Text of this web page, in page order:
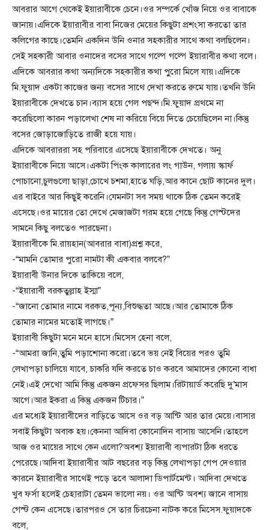
আবরার আগে থেকেই ইয়ারাবীকে চেনে।ওর সম্পর্কে খোঁজ নিয়ে ওর বাবাকে
জানায়।এদিকে ইয়ারাবীর বাবা নিজের মেয়ের কিছুটা প্রশংসা করতো তার
কলিগের কাছে।তেমনি একদিন উনি ওনার সহকারীর সাথে কথা বলছিলেন।
সেই সহকারী আবার ওনাদের বসের সাথে গল্পে গল্পে ইয়ারাবীর কথা বলে।
এদিকে আবরার কথা অন্যদিকে সহকারীর কথা পুুরো মিলে যায়।এদিকে
মি.ফুয়াদ একটা কাজের জন্য বসের সাথে দেখা করতে রুমে যায়।তখনি উনি
ইয়ারাবীকে দেখতে চান।ব্যাস হয়ে গেল পছন্দ।মি.ফুয়াদ প্রথমে না
করেছিলো কারন পড়ালেখা শেষ না করিয়ে বিয়ে দিতে চেয়েছিলেন না।কিন্তু
বসের জোড়াজোড়িতে রাজী হয়ে যায়।
এদিকে আবরাররা সহ পরিবারে এসেছে ইয়ারাবীকে দেখতে। অনু
ইয়ারাবীকে নিয়ে আসে।একটা পিংক কালারের লং গাউন, গলায় স্কার্ফ
পোচানো,চুলগুলো ছাড়া,চোখে চশমা,হাতে ঘড়ি,আর কানে ছোট কানের দুল।
এর বাইরে আর কিছুই করেনি।যেমনটা সব সময় থাকে ঠিক তেমন করেই
এসেছে।ওর মায়ের তো দেখে মেজাজটা গরম হয়ে গেছে কিন্তু গেস্টদের
সামনে কিছু বলতেও পারছেনা।
ইয়ারাবীকে মি.রায়হান(আবরার বাবা)প্রশ্ন করে,
-“মামনি তোমার পুরো নামটা কী একবার বলবে?”
ইয়ারাবী উনার দিকে তাকিয়ে বলে,
-“ইয়ারাবী বরকতুল্লাহ ইস্মা”
-“জানো তোমার নামে বরকত,পূন্য,বিশুদ্ধতা আছে।আর তোমাকে ঠিক
তোমার নামের মতোই লাগছে।”
ইয়ারাবী কিছুটা মনে মনে হাসে।মিসেস হেনা বলে,
-“আমরা জানি,তুমি পড়াশোনা করো।তবে ভয় নেই বিয়ের পরও তুমি
লেখাপড়া চালিয়ে যাবে, চাকরি যদি করতে চাও করবে আমাদের কোনো বাধা
নেই।এই দেখো আমি কিন্তু একজন প্রফেসর ছিলাম।রিটায়ার্ড করেছি দু’মাস
আগে।আর ইকরা এ কিন্তু একজন টিচার।”
এর মধ্যেই ইয়ারাবীদের বাড়িতে আসে ওর বড় আন্টি আর তার মেয়ে।বাসার
সবাই কিছুটা অবাক হয়।কেননা আদিবা কোনোদিন বাসায় আসেনি।তাহলে
আজ ওর মায়ের সাথে কেন এলো?অবশ্য ইয়ারাবী ব্যপারটা ঠিক ধরতে
পেরেছে।আদিবা ইয়ারাবীর আট বছরের বড় কিন্তু লেখাপড়া গেপ দেওয়ার
কারনে ইয়ারাবীর সাথেই পড়ে তবে আলাদা ডিপার্টমেন্ট। আদিবা দেখতে
খুব ফর্সা হলেই চেহারাটা তেমন ভালো নয়। ওর আন্টি অবশ্য জানে বাসায়
গেস্ট কেন এসেছে।তারপরও সে তার চিরচেনা নাটক করে মিসেস.ফুয়াদকে
বলে,